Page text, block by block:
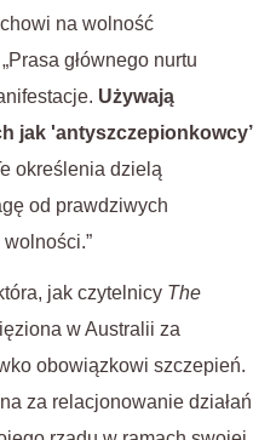
na wolność
głównego nurtu
Używają
jak 'antyszczepionkowcy’
określenia dzielą
od prawdziwych
jak czytelnicy The
w Australii za
obowiązkowi szczepień.
za relacjonowanie działań